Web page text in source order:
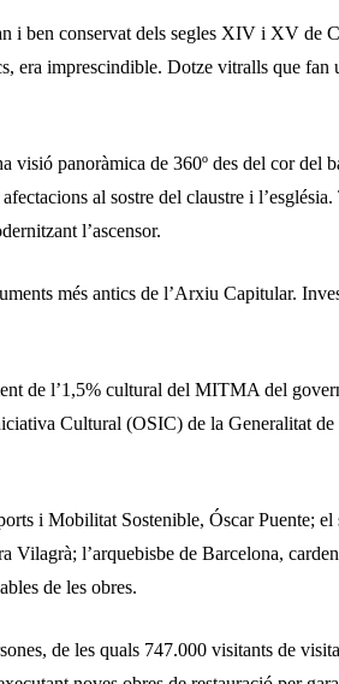
i ben conservat dels segles XIV i XV de
era imprescindible. Dotze vitralls que fan
visió panoràmica de 360º des del cor del
al sostre del claustre i
l’ascensor.
més antics de l’Arxiu Capitular.
de l’1,5% cultural del MITMA del
Cultural (OSIC) de la Generalitat
i Mobilitat Sostenible, Óscar Puente; el
l’arquebisbe de Barcelona,
de les obres.
de les quals 747.000 visitants de